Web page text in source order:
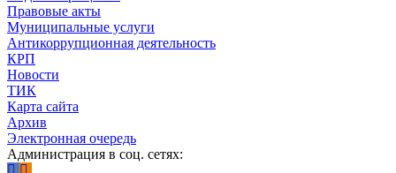
Правовые акты
Муниципальные услуги
Антикоррупционная деятельность
КРП
Новости
ТИК
Карта сайта
Архив
Электронная очередь
Администрация в соц. сетях: